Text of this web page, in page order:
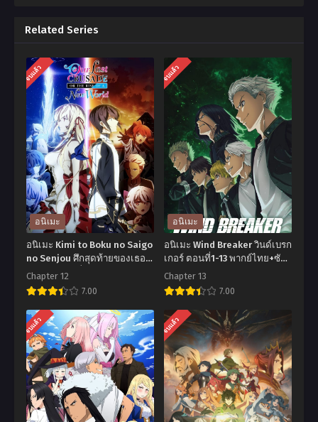
Related Series
จบแล้ว
อนิเมะ
อนิเมะ Kimi to Boku no Saigo
no Senjou ศึกสุดท้ายของเธอ
กับผมคือจุดเริ่มต้นของโลกใบ
ใหม่ ตอนที่1-12 ซับไทย
Chapter 12
7.00
อ
นิ
เมะ
Kimi
to
Boku
จบแล้ว
อนิเมะ
อนิเมะ Wind Breaker วินด์เบรก
เกอร์ ตอนที่1-13 พากย์ไทย+ซับ
ไทย
Chapter 13
7.00
อ
นิ
เมะ
Wind
Breaker
วิน
จบแล้ว จบแล้ว